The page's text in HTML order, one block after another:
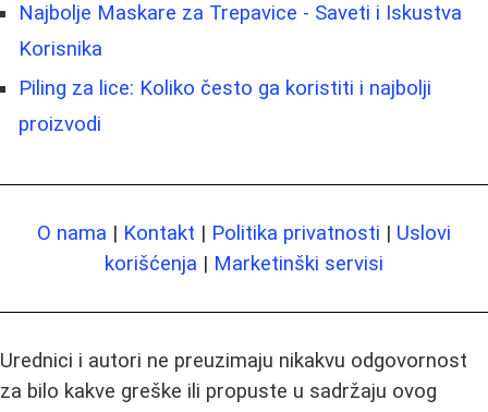
Najbolje Maskare za Trepavice - Saveti i Iskustva
Korisnika
Piling za lice: Koliko često ga koristiti i najbolji
proizvodi
O nama | Kontakt | Politika privatnosti | Uslovi
korišćenja | Marketinški servisi
Urednici i autori ne preuzimaju nikakvu odgovornost
za bilo kakve greške ili propuste u sadržaju ovog